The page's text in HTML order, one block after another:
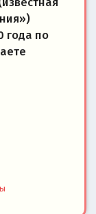
года по